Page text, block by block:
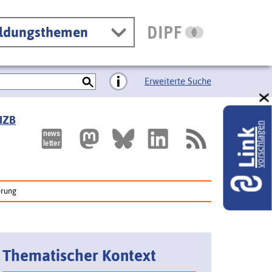
Erweiterte Suche
Thematischer Kontext
Linkvorschlagen